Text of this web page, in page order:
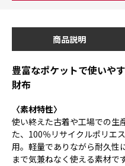
商品説明
豊富なポケットで使いや
財布
〈素材特性〉
使い終えた古着や工場での生
た、100％リサイクルポリエ
用。軽量でありながら耐久性
まで気兼ねなく使える素材です